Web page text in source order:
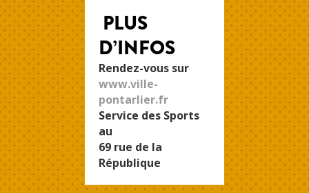
PLUS
D’INFOS
Rendez-vous sur
www.ville-
pontarlier.fr
Service des Sports
au
69 rue de la
République